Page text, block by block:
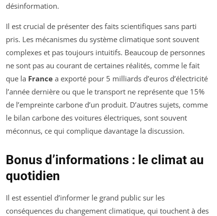
désinformation.
Il est crucial de présenter des faits scientifiques sans parti
pris. Les mécanismes du système climatique sont souvent
complexes et pas toujours intuitifs. Beaucoup de personnes
ne sont pas au courant de certaines réalités, comme le fait
que la France a exporté pour 5 milliards d’euros d’électricité
l’année dernière ou que le transport ne représente que 15%
de l’empreinte carbone d’un produit. D’autres sujets, comme
le bilan carbone des voitures électriques, sont souvent
méconnus, ce qui complique davantage la discussion.
Bonus d’informations : le climat au
quotidien
Il est essentiel d’informer le grand public sur les
conséquences du changement climatique, qui touchent à des